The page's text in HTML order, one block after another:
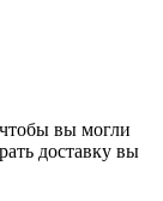
вы могли
доставку вы